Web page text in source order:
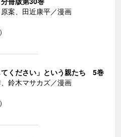
案、田近康平／漫画
てください」という親たち 5巻
鈴木マサカズ／漫画